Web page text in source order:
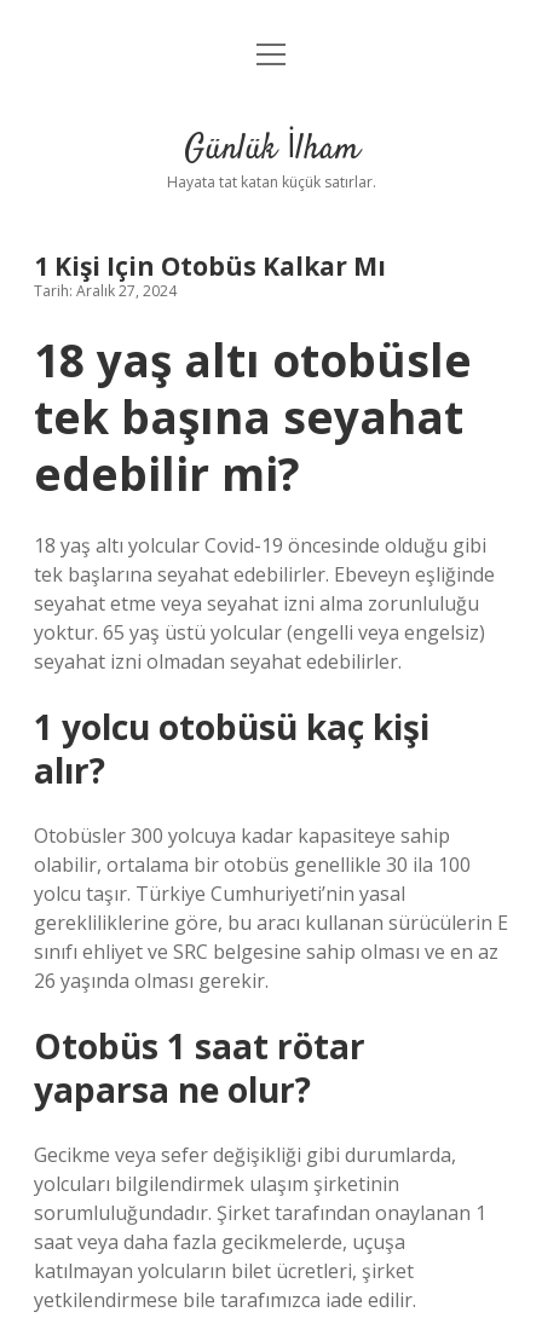
Anasayfa
Yasal Uyarı
menüyü
Günlük İlham
Hayata tat katan küçük satırlar.
1 Kişi Için Otobüs Kalkar Mı
Tarih: Aralık 27, 2024
18 yaş altı otobüsle
tek başına seyahat
edebilir mi?
18 yaş altı yolcular Covid-19 öncesinde olduğu gibi
tek başlarına seyahat edebilirler. Ebeveyn eşliğinde
seyahat etme veya seyahat izni alma zorunluluğu
yoktur. 65 yaş üstü yolcular (engelli veya engelsiz)
seyahat izni olmadan seyahat edebilirler.
1 yolcu otobüsü kaç kişi
alır?
Otobüsler 300 yolcuya kadar kapasiteye sahip
olabilir, ortalama bir otobüs genellikle 30 ila 100
yolcu taşır. Türkiye Cumhuriyeti’nin yasal
gerekliliklerine göre, bu aracı kullanan sürücülerin E
sınıfı ehliyet ve SRC belgesine sahip olması ve en az
26 yaşında olması gerekir.
Otobüs 1 saat rötar
yaparsa ne olur?
Gecikme veya sefer değişikliği gibi durumlarda,
yolcuları bilgilendirmek ulaşım şirketinin
sorumluluğundadır. Şirket tarafından onaylanan 1
saat veya daha fazla gecikmelerde, uçuşa
katılmayan yolcuların bilet ücretleri, şirket
yetkilendirmese bile tarafımızca iade edilir.